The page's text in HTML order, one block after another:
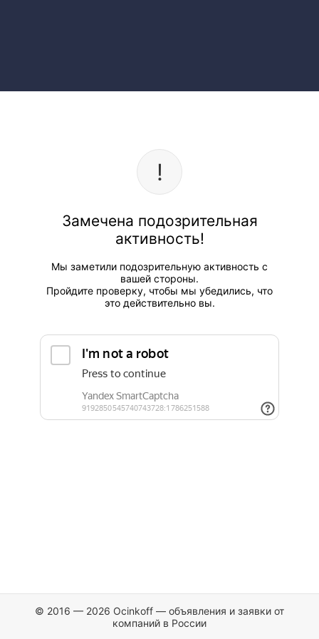
Замечена подозрительная
активность!
Мы заметили подозрительную активность с
вашей стороны.
Пройдите проверку, чтобы мы убедились, что
это действительно вы.
© 2016 — 2026 Ocinkoff — объявления и заявки от
компаний в России